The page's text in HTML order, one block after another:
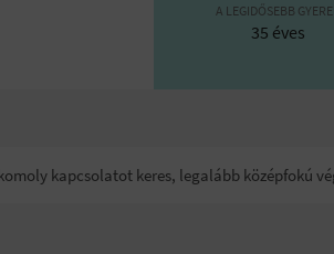
A LEGIDŐSEBB
35 éves
kapcsolatot keres, legalább középfokú